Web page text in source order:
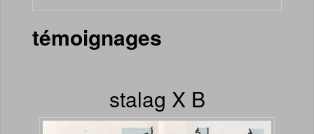
témoignages
stalag X B